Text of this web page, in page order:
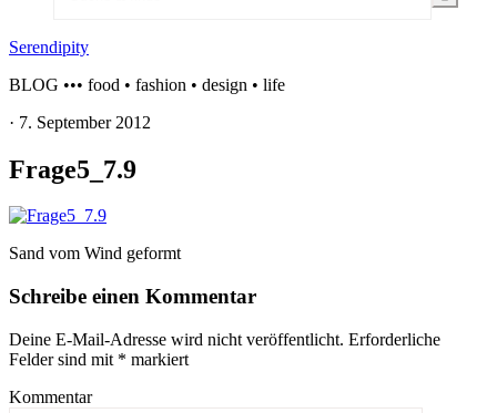
Serendipity
BLOG ••• food • fashion • design • life
· 7. September 2012
Frage5_7.9
Sand vom Wind geformt
Schreibe einen Kommentar
Deine E-Mail-Adresse wird nicht veröffentlicht. Erforderliche
Felder sind mit * markiert
Kommentar